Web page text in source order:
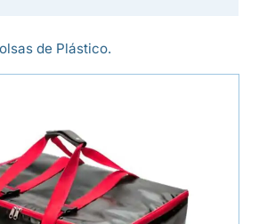
de Plástico.